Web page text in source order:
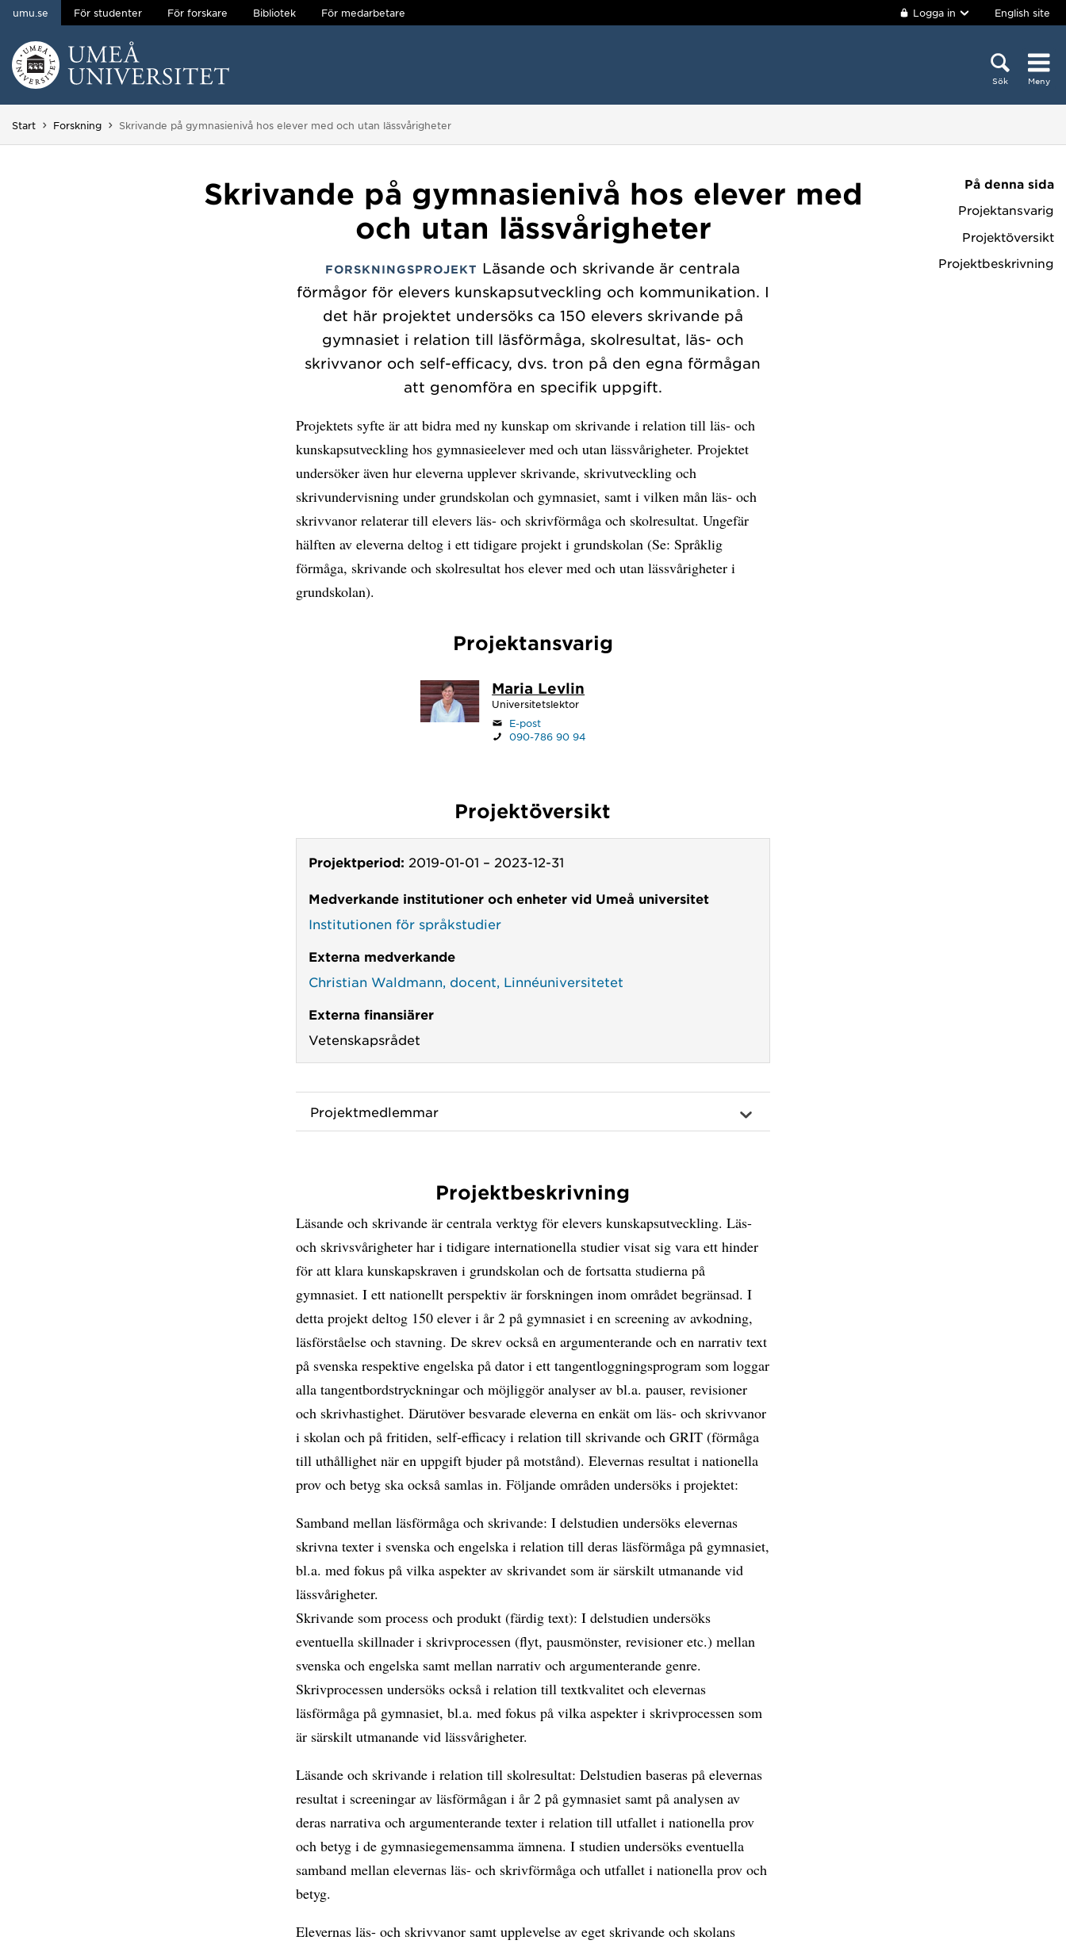
Hoppa direkt till innehållet
umu.se För studenter För forskare Bibliotek För medarbetare Logga in English site
Sök Meny
Huvudmenyn dold.
Start Forskning Du är här:
Skrivande på gymnasienivå hos elever med och utan lässvårigheter
På denna sida
Projektansvarig
Projektöversikt
Projektbeskrivning
Skrivande på gymnasienivå hos elever med
och utan lässvårigheter
FORSKNINGSPROJEKT Läsande och skrivande är centrala
förmågor för elevers kunskapsutveckling och kommunikation. I
det här projektet undersöks ca 150 elevers skrivande på
gymnasiet i relation till läsförmåga, skolresultat, läs- och
skrivvanor och self-efficacy, dvs. tron på den egna förmågan
att genomföra en specifik uppgift.
Projektets syfte är att bidra med ny kunskap om skrivande i relation till läs- och
kunskapsutveckling hos gymnasieelever med och utan lässvårigheter. Projektet
undersöker även hur eleverna upplever skrivande, skrivutveckling och
skrivundervisning under grundskolan och gymnasiet, samt i vilken mån läs- och
skrivvanor relaterar till elevers läs- och skrivförmåga och skolresultat. Ungefär
hälften av eleverna deltog i ett tidigare projekt i grundskolan (Se: Språklig
förmåga, skrivande och skolresultat hos elever med och utan lässvårigheter i
grundskolan).
Projektansvarig
Maria Levlin
Universitetslektor
E-post
090-786 90 94
Projektöversikt
Projektperiod: 2019-01-01 – 2023-12-31
Medverkande institutioner och enheter vid Umeå universitet
Institutionen för språkstudier
Externa medverkande
Christian Waldmann, docent, Linnéuniversitetet
Externa finansiärer
Vetenskapsrådet
Projektmedlemmar
Projektbeskrivning
Läsande och skrivande är centrala verktyg för elevers kunskapsutveckling. Läs-
och skrivsvårigheter har i tidigare internationella studier visat sig vara ett hinder
för att klara kunskapskraven i grundskolan och de fortsatta studierna på
gymnasiet. I ett nationellt perspektiv är forskningen inom området begränsad. I
detta projekt deltog 150 elever i år 2 på gymnasiet i en screening av avkodning,
läsförståelse och stavning. De skrev också en argumenterande och en narrativ text
på svenska respektive engelska på dator i ett tangentloggningsprogram som loggar
alla tangentbordstryckningar och möjliggör analyser av bl.a. pauser, revisioner
och skrivhastighet. Därutöver besvarade eleverna en enkät om läs- och skrivvanor
i skolan och på fritiden, self-efficacy i relation till skrivande och GRIT (förmåga
till uthållighet när en uppgift bjuder på motstånd). Elevernas resultat i nationella
prov och betyg ska också samlas in. Följande områden undersöks i projektet:
Samband mellan läsförmåga och skrivande: I delstudien undersöks elevernas
skrivna texter i svenska och engelska i relation till deras läsförmåga på gymnasiet,
bl.a. med fokus på vilka aspekter av skrivandet som är särskilt utmanande vid
lässvårigheter.
Skrivande som process och produkt (färdig text): I delstudien undersöks
eventuella skillnader i skrivprocessen (flyt, pausmönster, revisioner etc.) mellan
svenska och engelska samt mellan narrativ och argumenterande genre.
Skrivprocessen undersöks också i relation till textkvalitet och elevernas
läsförmåga på gymnasiet, bl.a. med fokus på vilka aspekter i skrivprocessen som
är särskilt utmanande vid lässvårigheter.
Läsande och skrivande i relation till skolresultat: Delstudien baseras på elevernas
resultat i screeningar av läsförmågan i år 2 på gymnasiet samt på analysen av
deras narrativa och argumenterande texter i relation till utfallet i nationella prov
och betyg i de gymnasiegemensamma ämnena. I studien undersöks eventuella
samband mellan elevernas läs- och skrivförmåga och utfallet i nationella prov och
betyg.
Elevernas läs- och skrivvanor samt upplevelse av eget skrivande och skolans